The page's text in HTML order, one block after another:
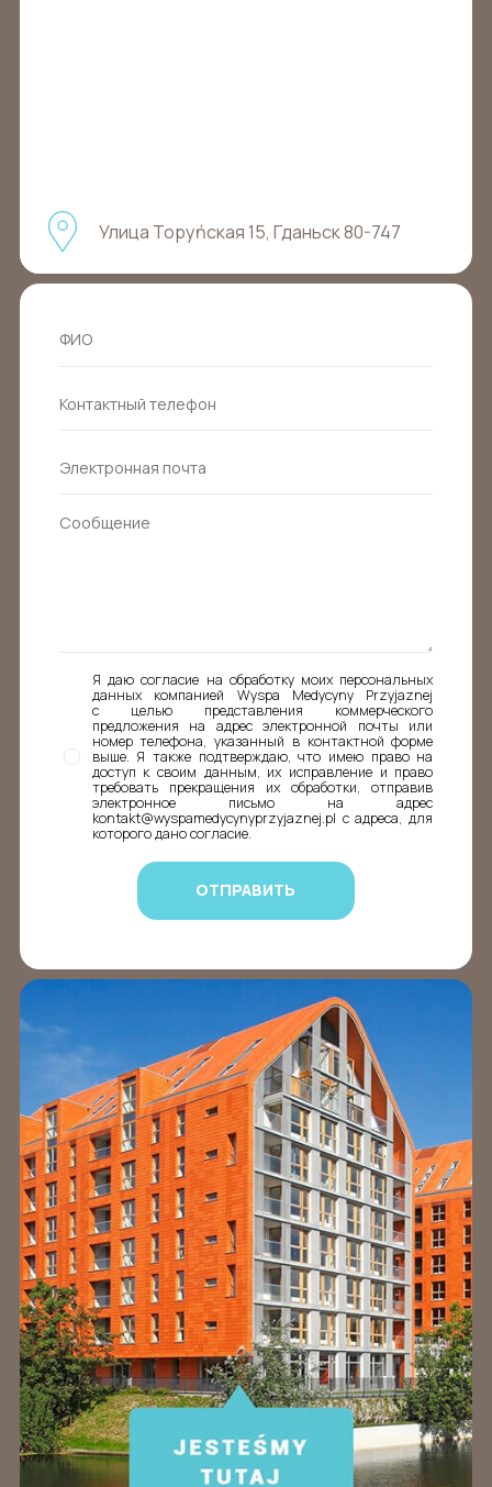
Улица Торуńская 15, Гданьск 80-747
Я даю согласие на обработку моих персональных
данных компанией Wyspa Medycyny Przyjaznej
с целью представления коммерческого
предложения на адрес электронной почты или
номер телефона, указанный в контактной форме
выше. Я также подтверждаю, что имею право на
доступ к своим данным, их исправление и право
требовать прекращения их обработки, отправив
электронное письмо на адрес
kontakt@wyspamedycynyprzyjaznej.pl с адреса, для
которого дано согласие.